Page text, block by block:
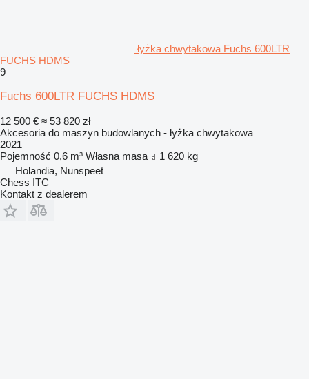
łyżka chwytakowa Fuchs 600LTR
FUCHS HDMS
9
Fuchs 600LTR FUCHS HDMS
12 500 € ≈ 53 820 zł
Akcesoria do maszyn budowlanych - łyżka chwytakowa
2021
Pojemność 0,6 m³ Własna masa
1 620 kg
Holandia, Nunspeet
Chess ITC
Kontakt z dealerem